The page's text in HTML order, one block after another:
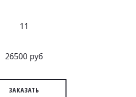
11
26500 руб
ЗАКАЗАТЬ